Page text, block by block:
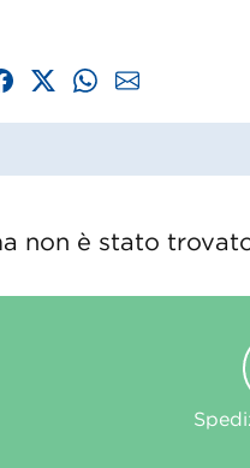
non è stato